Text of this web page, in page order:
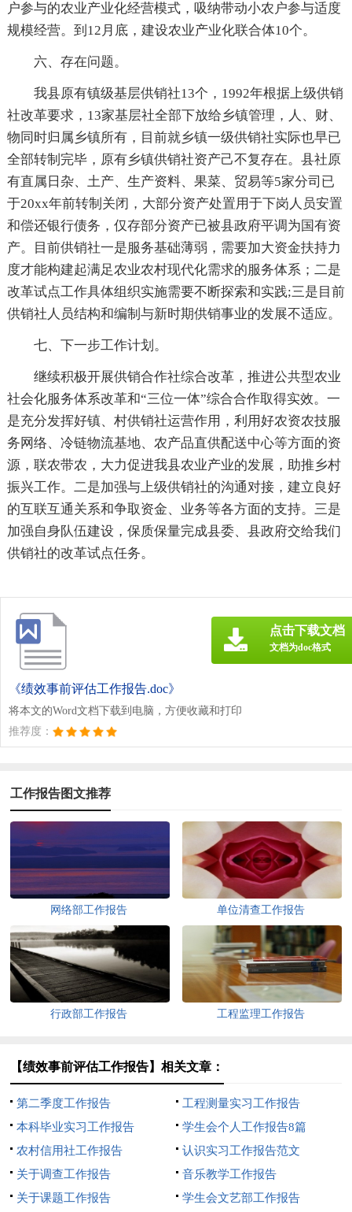
户参与的农业产业化经营模式，吸纳带动小农户参与适度
规模经营。到12月底，建设农业产业化联合体10个。
六、存在问题。
我县原有镇级基层供销社13个，1992年根据上级供销
社改革要求，13家基层社全部下放给乡镇管理，人、财、
物同时归属乡镇所有，目前就乡镇一级供销社实际也早已
全部转制完毕，原有乡镇供销社资产己不复存在。县社原
有直属日杂、土产、生产资料、果菜、贸易等5家分司已
于20xx年前转制关闭，大部分资产处置用于下岗人员安置
和偿还银行债务，仅存部分资产已被县政府平调为国有资
产。目前供销社一是服务基础薄弱，需要加大资金扶持力
度才能构建起满足农业农村现代化需求的服务体系；二是
改革试点工作具体组织实施需要不断探索和实践;三是目前
供销社人员结构和编制与新时期供销事业的发展不适应。
七、下一步工作计划。
继续积极开展供销合作社综合改革，推进公共型农业
社会化服务体系改革和“三位一体”综合合作取得实效。一
是充分发挥好镇、村供销社运营作用，利用好农资农技服
务网络、冷链物流基地、农产品直供配送中心等方面的资
源，联农带农，大力促进我县农业产业的发展，助推乡村
振兴工作。二是加强与上级供销社的沟通对接，建立良好
的互联互通关系和争取资金、业务等各方面的支持。三是
加强自身队伍建设，保质保量完成县委、县政府交给我们
供销社的改革试点任务。
《绩效事前评估工作报告.doc》
将本文的Word文档下载到电脑，方便收藏和打印
推荐度：
点击下载文档
文档为doc格式
工作报告图文推荐
网络部工作报告 单位清查工作报告
行政部工作报告 工程监理工作报告
【绩效事前评估工作报告】相关文章：
第二季度工作报告
工程测量实习工作报告
本科毕业实习工作报告
学生会个人工作报告8篇
农村信用社工作报告
认识实习工作报告范文
关于调查工作报告
音乐教学工作报告
关于课题工作报告
学生会文艺部工作报告